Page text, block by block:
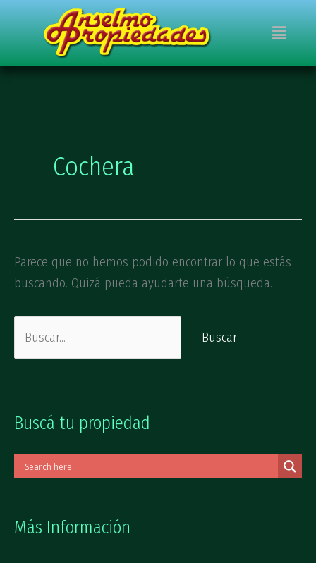
Menú
Cochera
Parece que no hemos podido encontrar lo que estás
buscando. Quizá pueda ayudarte una búsqueda.
Buscá tu propiedad
Más Información